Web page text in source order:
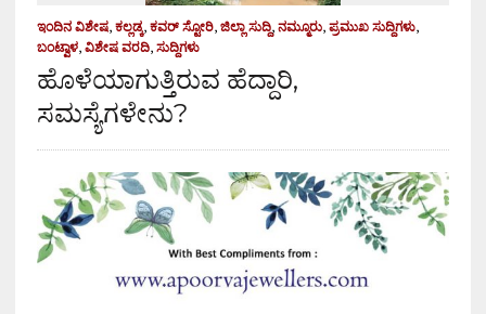
ಇಂದಿನ ವಿಶೇಷ, ಕಲ್ಲಡ್ಕ, ಕವರ್ ಸ್ಟೋರಿ, ಜಿಲ್ಲಾ ಸುದ್ದಿ, ನಮ್ಮೂರು, ಪ್ರಮುಖ ಸುದ್ದಿಗಳು,
ಬಂಟ್ವಾಳ, ವಿಶೇಷ ವರದಿ, ಸುದ್ದಿಗಳು
ಹೊಳೆಯಾಗುತ್ತಿರುವ ಹೆದ್ದಾರಿ,
ಸಮಸ್ಯೆಗಳೇನು?